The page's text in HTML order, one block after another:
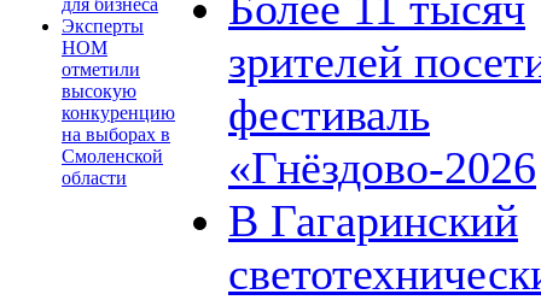
для бизнеса
Эксперты
НОМ
отметили
высокую
конкуренцию
на выборах в
Смоленской
области
зрителей
фестиваль
«Гнёздово-2026
В Гагаринский